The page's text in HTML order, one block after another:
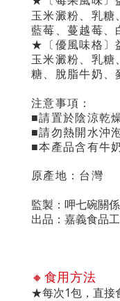
玉米澱粉、乳糖
藍莓、蔓越莓、
★〔優風味格〕
玉米澱粉、乳糖
糖、脫脂牛奶、
注意事項：
■請置於陰涼乾
■請勿熱開水沖泡
■本產品含有牛
原產地：台灣
監製 ： 呷七碗關
出品 ： 嘉義食品
🔸 食用方法
★每次1包，直接